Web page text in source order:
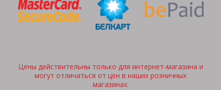
Цены действительны только для интернет-магазина и
могут отличаться от цен в наших розничных
магазинах.